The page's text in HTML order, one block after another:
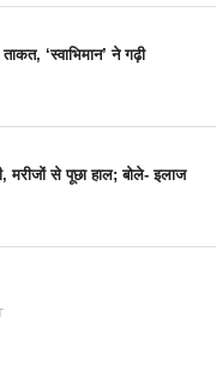
‘स्वाभिमान’ ने गढ़ी
मरीजों से पूछा हाल; बोले- इलाज